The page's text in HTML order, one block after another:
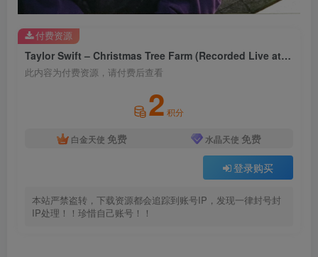
Taylor Swift – Christmas Tree Farm (Recorded Live at the 2019 iHeartRadio Jingle Ball)【44.1kHz／24bit】法国区
此内容为付费资源，请付费后查看
2 积分
白金天使 免费 水晶天使 免费
登录购买
本站严禁盗转，下载资源都会追踪到账号IP，发现一律封号封
IP处理！！珍惜自己账号！！
付费资源